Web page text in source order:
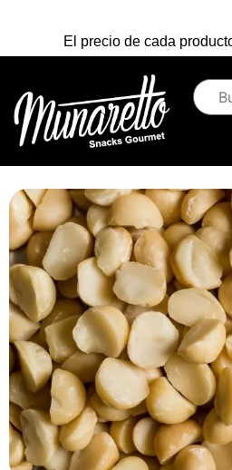
El precio de cada